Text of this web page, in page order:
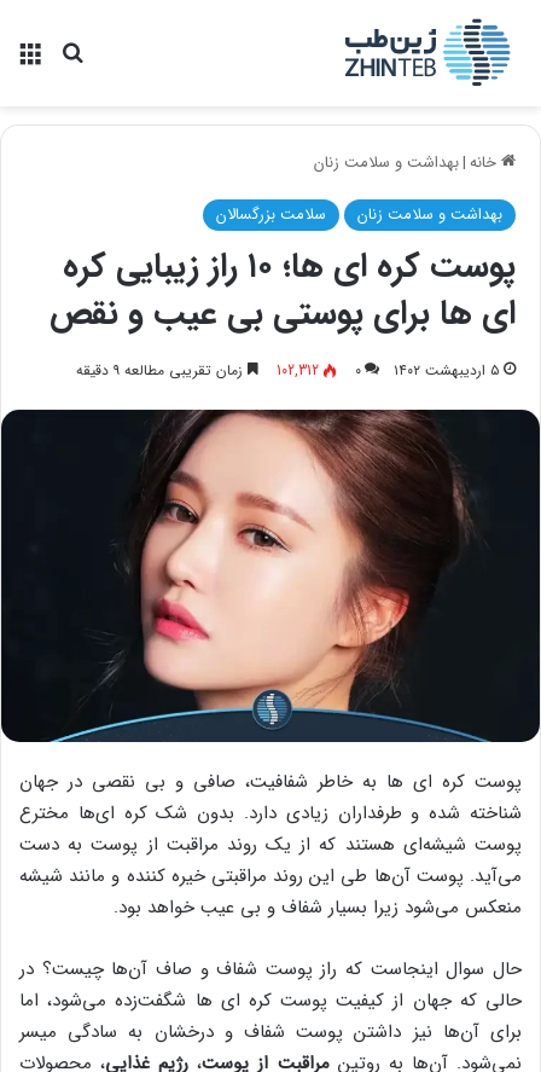
خانه|بهداشت و سلامت زنان
بهداشت و سلامت زنان سلامت بزرگسالان
پوست کره ای ها؛ ۱۰ راز زیبایی کره
ای ها برای پوستی بی عیب و نقص
۵ اردیبهشت ۱۴۰۲ ۰ 102,312 زمان تقریبی مطالعه ۹ دقیقه
‌پوست کره ای ‌ها به خاطر شفافیت، صافی و بی نقصی در جهان
شناخته شده و طرفداران زیادی دارد. بدون شک کره ای‌ها مخترع
پوست شیشه‌ای هستند که از یک روند مراقبت از پوست به دست
می‌آید. پوست آن‌ها طی این روند مراقبتی خیره کننده و مانند شیشه
منعکس می‌شود زیرا بسیار شفاف و بی عیب خواهد بود.
حال سوال اینجاست که راز پوست شفاف و صاف آن‌ها چیست؟ در
حالی که جهان از کیفیت پوست کره ای ها شگفت‌زده می‌شود، اما
برای آن‌ها نیز داشتن پوست شفاف و درخشان به سادگی میسر
نمی‌شود. آن‌ها به روتینمراقبت از پوست، رژیم غذایی، محصولات